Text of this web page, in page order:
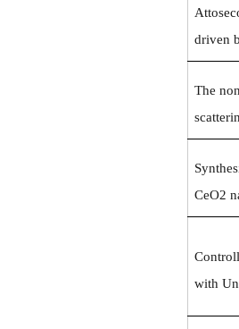
driven
The
CeO2
with